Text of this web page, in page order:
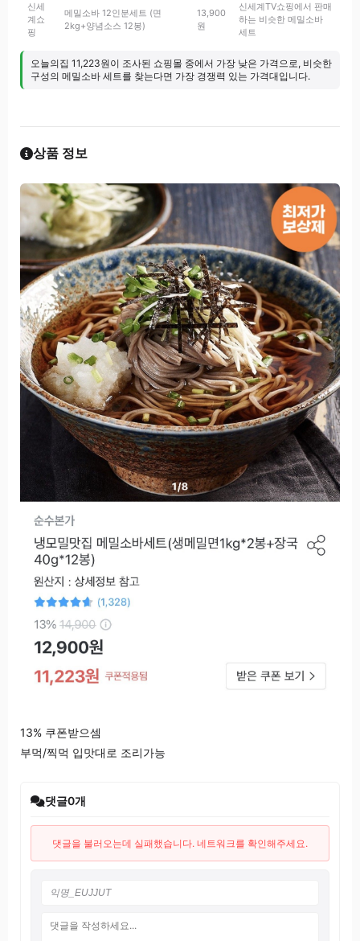
신세
계쇼
핑
메밀소바 12인분세트 (면
2kg+양념소스 12봉)
13,900
원
신세계TV쇼핑에서 판매
하는 비슷한 메밀소바
세트
오늘의집 11,223원이 조사된 쇼핑몰 중에서 가장 낮은 가격으로, 비슷한
구성의 메밀소바 세트를 찾는다면 가장 경쟁력 있는 가격대입니다.
상품 정보
13% 쿠폰받으셈
부먹/찍먹 입맛대로 조리가능
댓글0개
댓글을 불러오는데 실패했습니다. 네트워크를 확인해주세요.